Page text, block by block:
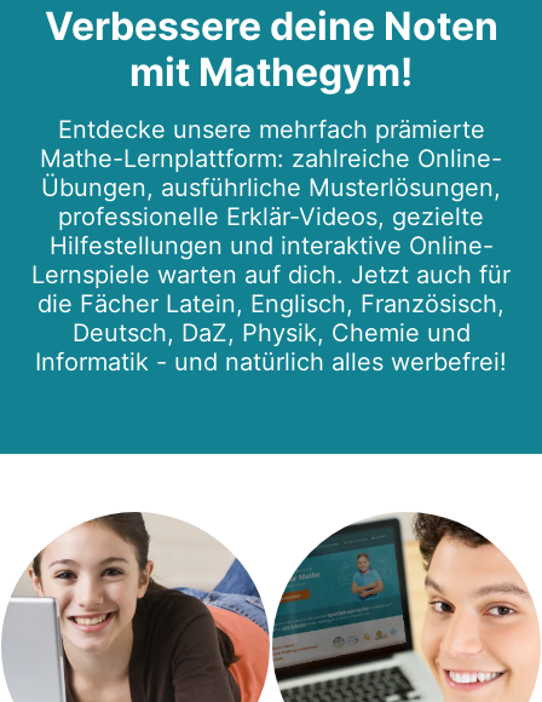
Verbessere deine Noten
mit Mathegym!
Entdecke unsere mehrfach prämierte
Mathe-Lernplattform: zahlreiche Online-
Übungen, ausführliche Musterlösungen,
professionelle Erklär-Videos, gezielte
Hilfestellungen und interaktive Online-
Lernspiele warten auf dich. Jetzt auch für
die Fächer Latein, Englisch, Französisch,
Deutsch, DaZ, Physik, Chemie und
Informatik - und natürlich alles werbefrei!